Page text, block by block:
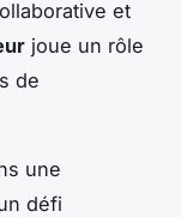
et
joue un rôle
de
une
défi